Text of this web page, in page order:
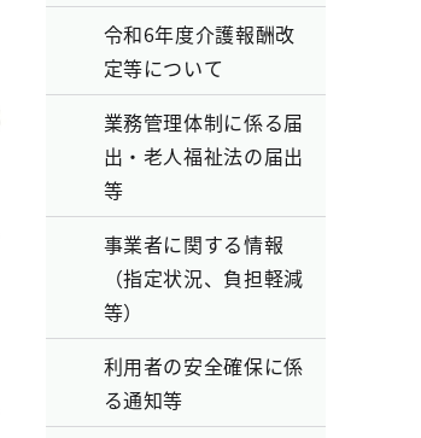
令和6年度介護報酬改
定等について
業務管理体制に係る届
出・老人福祉法の届出
等
事業者に関する情報
（指定状況、負担軽減
等）
利用者の安全確保に係
る通知等